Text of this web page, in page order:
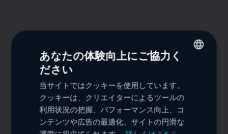
FRENCH
SPANISH
PORTUGUESE
あなたの体験向上にご協力く
ださい
当サイトではクッキーを使用しています。
クッキーは、クリエイターによるツールの
利用状況の把握、パフォーマンス向上、コ
ンテンツや広告の最適化、サイトの円滑な